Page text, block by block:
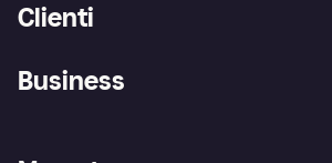
Clienti
Assistenza
Business